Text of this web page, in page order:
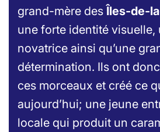
grand-mère des Îles-de-
une forte identité visuelle,
novatrice ainsi qu’une
détermination. Ils ont
ces morceaux et créé ce
aujourd’hui; une jeune
locale qui produit un